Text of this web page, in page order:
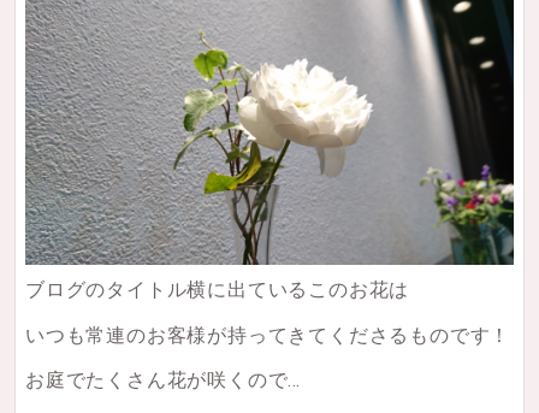
ブログのタイトル横に出ているこのお花は
いつも常連のお客様が持ってきてくださるものです！
お庭でたくさん花が咲くので…